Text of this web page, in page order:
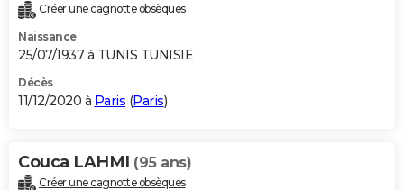
Créer une cagnotte obsèques
Naissance
25/07/1937 à TUNIS TUNISIE
Décès
11/12/2020 à Paris (Paris)
Couca LAHMI (95 ans)
Créer une cagnotte obsèques